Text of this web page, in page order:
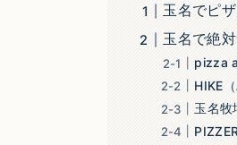
玉名でピ
玉名で絶
pizza
HIKE
玉名牧